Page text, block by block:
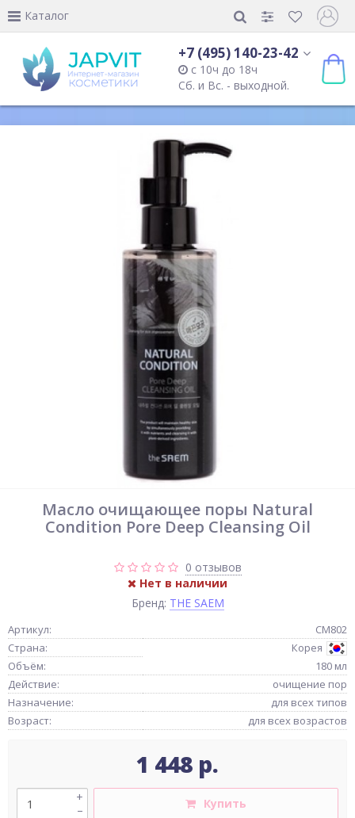
Каталог
+7 (495) 140-23-42
с 10ч до 18ч
Сб. и Вс. - выходной.
Масло очищающее поры Natural
Condition Pore Deep Cleansing Oil
0 отзывов
Нет в наличии
Бренд: THE SAEM
Артикул:
СМ802
Страна:
Корея
Объём:
180 мл
Действие:
очищение пор
Назначение:
для всех типов
Возраст:
для всех возрастов
1 448 р.
–
+
Купить